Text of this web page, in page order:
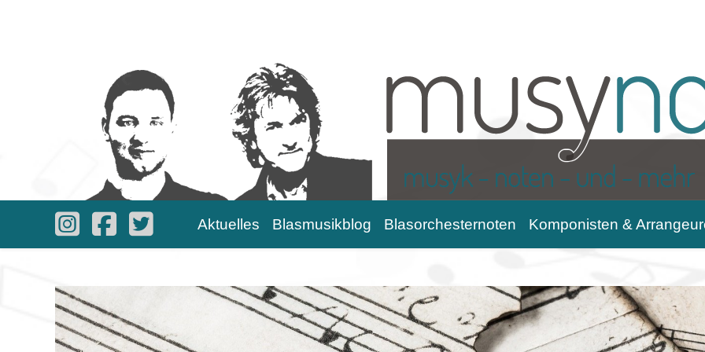
Aktuelles Blasmusikblog Blasorchesternoten Komponisten &